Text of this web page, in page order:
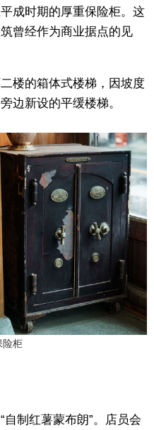
成时期的厚重保险柜。这
曾经作为商业据点的见
楼的箱体式楼梯，因坡度
边新设的平缓楼梯。
险柜
制红薯蒙布朗”。店员会